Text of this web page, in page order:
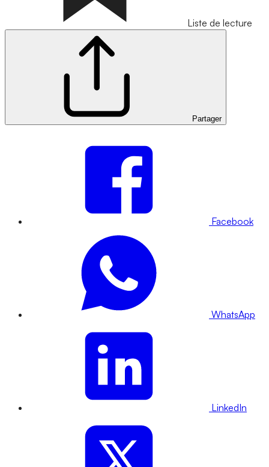
Liste de lecture
Partager
Facebook
WhatsApp
LinkedIn